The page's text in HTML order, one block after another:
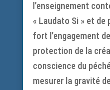
l’enseignement
« Laudato Si » et
fort l’engagement
protection de la
conscience du
mesurer la gravité